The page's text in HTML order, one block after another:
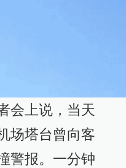
会上说，当天
场塔台曾向客
警报。一分钟